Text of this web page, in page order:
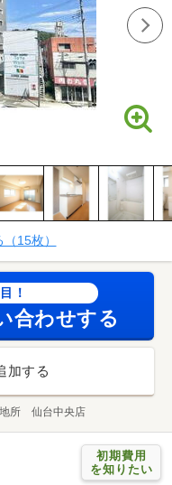
15枚）
！
合わせする
加する
地所 仙台中央店
初期費用
を知りたい